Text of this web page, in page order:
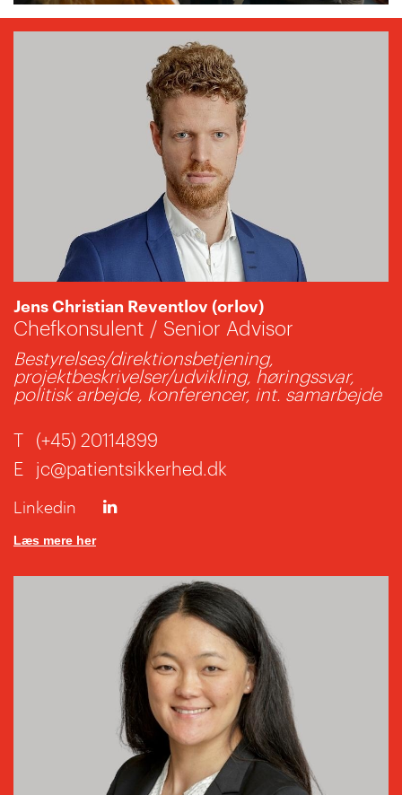
Jens Christian Reventlov (orlov)
Chefkonsulent / Senior Advisor
Bestyrelses/direktionsbetjening,
projektbeskrivelser/udvikling, høringssvar,
politisk arbejde, konferencer, int. samarbejde
T (+45) 20114899
E jc@patientsikkerhed.dk
Linkedin
Læs mere her